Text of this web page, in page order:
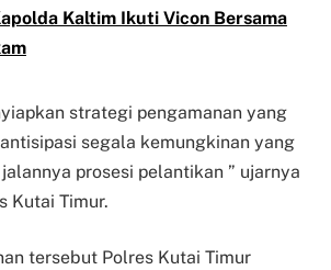
Kaltim Ikuti Vicon Bersama
strategi pengamanan yang
segala kemungkinan yang
prosesi pelantikan ” ujarnya
Kutai Timur.
tersebut Polres Kutai Timur